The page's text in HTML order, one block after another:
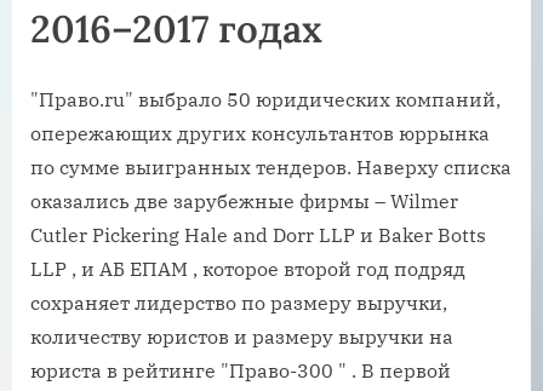
2016–2017 годах
"Право.ru" выбрало 50 юридических компаний,
опережающих других консультантов юррынка
по сумме выигранных тендеров. Наверху списка
оказались две зарубежные фирмы – Wilmer
Cutler Pickering Hale and Dorr LLP и Baker Botts
LLP , и АБ ЕПАМ , которое второй год подряд
сохраняет лидерство по размеру выручки,
количеству юристов и размеру выручки на
юриста в рейтинге "Право-300 " . В первой